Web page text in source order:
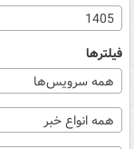
1405
فیلترها
همه سرویس‌ها
همه انواع خبر